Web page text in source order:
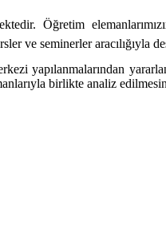
Öğretim
ve seminerler aracılığıyla
yapılanmalarından
birlikte analiz